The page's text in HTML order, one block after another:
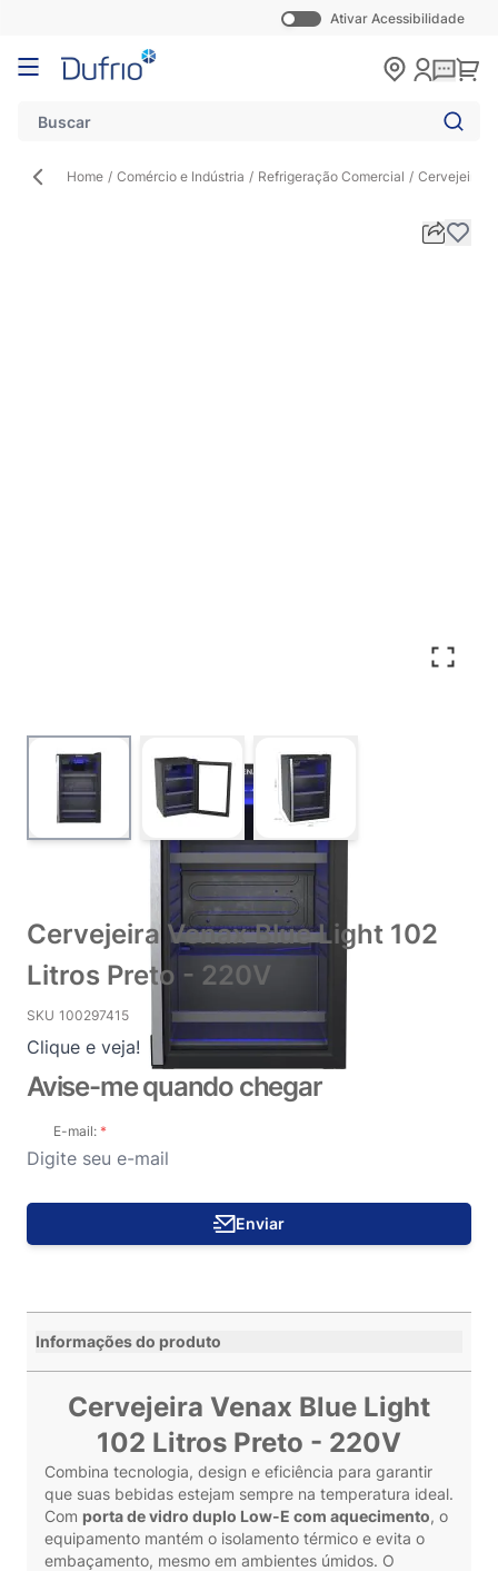
Ativar Acessibilidade
Pular para o conteúdo
Home / Comércio e Indústria / Refrigeração Comercial / Cervejeira
View larger imageView larger imageView larger image
Cervejeira Venax Blue Light 102
Litros Preto - 220V
SKU 100297415
Clique e veja!
Avise-me quando chegar
E-mail:
Enviar
Informações do produto
Cervejeira Venax Blue Light
102 Litros Preto - 220V
Combina tecnologia, design e eficiência para garantir
que suas bebidas estejam sempre na temperatura ideal.
Com porta de vidro duplo Low-E com aquecimento, o
equipamento mantém o isolamento térmico e evita o
embaçamento, mesmo em ambientes úmidos. O